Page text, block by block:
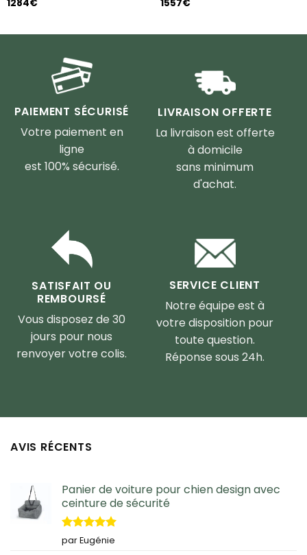
1284€
1557€
PAIEMENT SÉCURISÉ
Votre paiement en
ligne
est 100% sécurisé.
LIVRAISON OFFERTE
La livraison est offerte
à domicile
sans minimum
d'achat.
SATISFAIT OU
REMBOURSÉ
Vous disposez de 30
jours pour nous
renvoyer votre colis.
SERVICE CLIENT
Notre équipe est à
votre disposition pour
toute question.
Réponse sous 24h.
AVIS RÉCENTS
Panier de voiture pour chien design avec
ceinture de sécurité
Note5sur
5
par Eugénie